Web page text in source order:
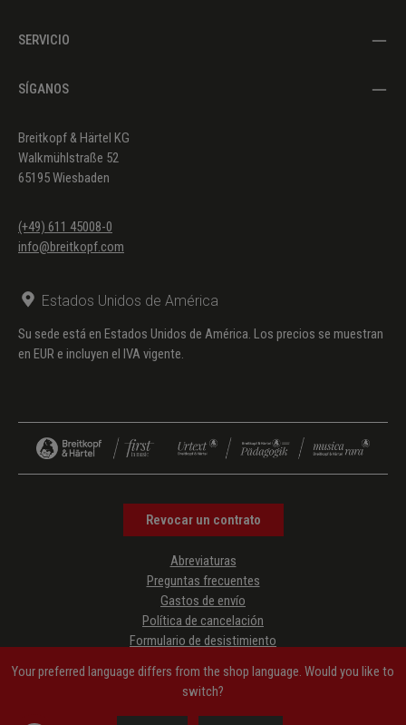
SERVICIO
SÍGANOS
Breitkopf & Härtel KG
Walkmühlstraße 52
65195 Wiesbaden
(+49) 611 45008-0
info@breitkopf.com
Estados Unidos de América
Su sede está en Estados Unidos de América. Los precios se muestran
en EUR e incluyen el IVA vigente.
Revocar un contrato
Abreviaturas
Preguntas frecuentes
Gastos de envío
Política de cancelación
Formulario de desistimiento
Condiciones generales de contratación
Aviso legal
Accessibility Information
Your preferred language differs from the shop language. Would you like to
switch?